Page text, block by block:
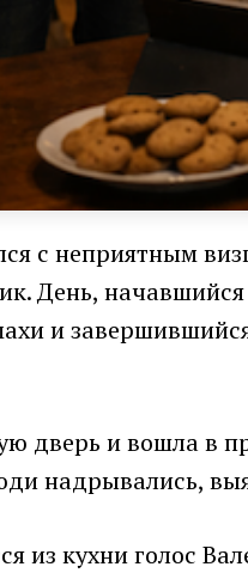
с неприятным
День,
и
дверь и вошла в
надрывались,
из кухни голос